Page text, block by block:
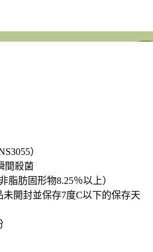
）
間殺菌
脂肪固形物8.25％以上）
開封並保存7度C以下的保存天